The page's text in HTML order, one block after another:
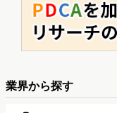
業界から探す